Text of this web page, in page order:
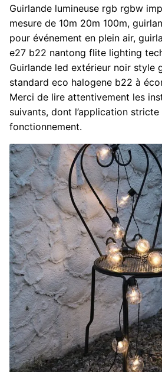
Guirlande lumineuse rgb rgbw
mesure de 10m 20m 100m,
pour événement en plein air,
e27 b22 nantong flite lighting
Guirlande led extérieur noir style
standard eco halogene b22 à
Merci de lire attentivement les
suivants, dont l’application
fonctionnement.